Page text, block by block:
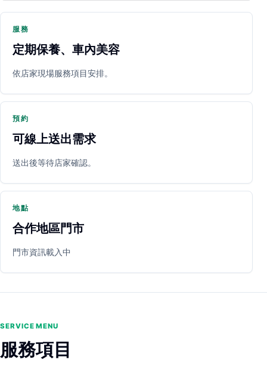
PARTNER SHOP
立即預約 開啟地圖 其他店家
服務
定期保養、車內美容
依店家現場服務項目安排。
預約
可線上送出需求
送出後等待店家確認。
地點
合作地區門市
門市資訊載入中
SERVICE MENU
服務項目